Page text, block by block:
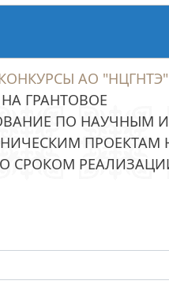
АО "НЦГНТЭ"
ГРАНТОВОЕ
ПО НАУЧНЫМ
ПРОЕКТАМ
СРОКОМ